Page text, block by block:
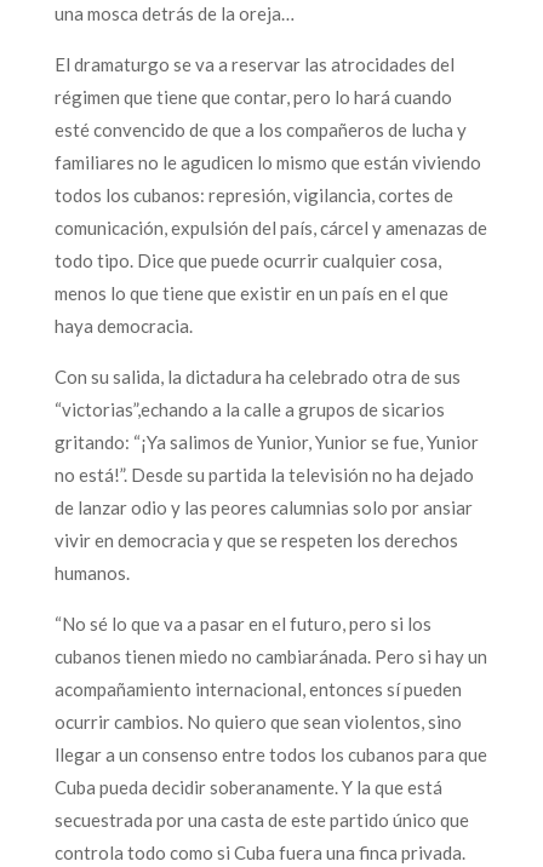
una mosca detrás de la oreja…
El dramaturgo se va a reservar las atrocidades del
régimen que tiene que contar, pero lo hará cuando
esté convencido de que a los compañeros de lucha y
familiares no le agudicen lo mismo que están viviendo
todos los cubanos: represión, vigilancia, cortes de
comunicación, expulsión del país, cárcel y amenazas de
todo tipo. Dice que puede ocurrir cualquier cosa,
menos lo que tiene que existir en un país en el que
haya democracia.
Con su salida, la dictadura ha celebrado otra de sus
“victorias”,echando a la calle a grupos de sicarios
gritando: “¡Ya salimos de Yunior, Yunior se fue, Yunior
no está!”. Desde su partida la televisión no ha dejado
de lanzar odio y las peores calumnias solo por ansiar
vivir en democracia y que se respeten los derechos
humanos.
“No sé lo que va a pasar en el futuro, pero si los
cubanos tienen miedo no cambiaránada. Pero si hay un
acompañamiento internacional, entonces sí pueden
ocurrir cambios. No quiero que sean violentos, sino
llegar a un consenso entre todos los cubanos para que
Cuba pueda decidir soberanamente. Y la que está
secuestrada por una casta de este partido único que
controla todo como si Cuba fuera una finca privada.